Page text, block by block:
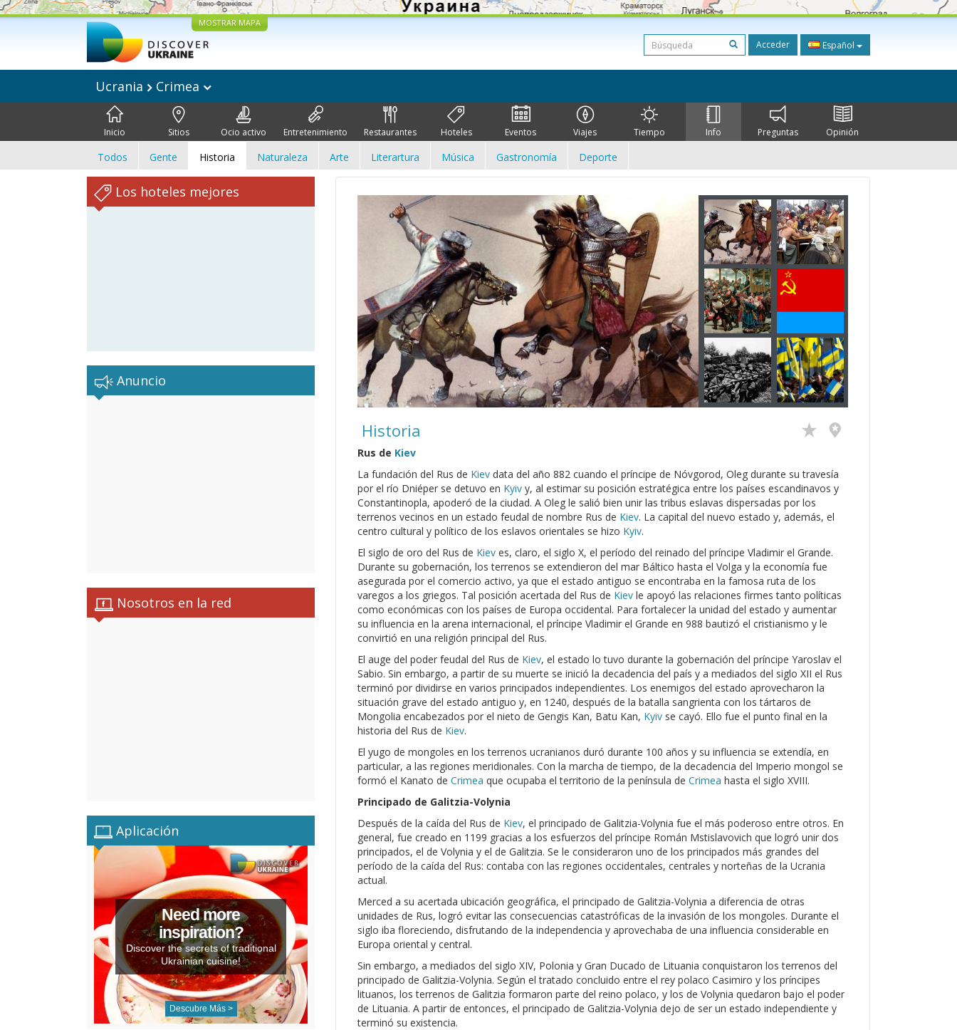
MOSTRAR MAPA
Acceder Español
Ucrania Crimea
Inicio Sitios Ocio activo Entretenimiento Restaurantes Hoteles Eventos Viajes Tiempo Info Preguntas Opinión
Todos Gente Historia Naturaleza Arte Literartura Música Gastronomía Deporte
Los hoteles mejores
Anuncio
Nosotros en la red
Aplicación
Need more
inspiration?
Discover the secrets of traditional
Ukrainian cuisine!
Descubre Más >
Historia
Rus de Kiev
La fundación del Rus de Kiev data del año 882 cuando el príncipe de Nóvgorod, Oleg durante su travesía
por el río Dniéper se detuvo en Kyiv y, al estimar su posición estratégica entre los países escandinavos y
Constantinopla, apoderó de la ciudad. A Oleg le salió bien unir las tribus eslavas dispersadas por los
terrenos vecinos en un estado feudal de nombre Rus de Kiev. La capital del nuevo estado y, además, el
centro cultural y político de los eslavos orientales se hizo Kyiv.
El siglo de oro del Rus de Kiev es, claro, el siglo X, el período del reinado del príncipe Vladimir el Grande.
Durante su gobernación, los terrenos se extendieron del mar Báltico hasta el Volga y la economía fue
asegurada por el comercio activo, ya que el estado antiguo se encontraba en la famosa ruta de los
varegos a los griegos. Tal posición acertada del Rus de Kiev le apoyó las relaciones firmes tanto políticas
como económicas con los países de Europa occidental. Para fortalecer la unidad del estado y aumentar
su influencia en la arena internacional, el príncipe Vladimir el Grande en 988 bautizó el cristianismo y le
convirtió en una religión principal del Rus.
El auge del poder feudal del Rus de Kiev, el estado lo tuvo durante la gobernación del príncipe Yaroslav el
Sabio. Sin embargo, a partir de su muerte se inició la decadencia del país y a mediados del siglo XII el Rus
terminó por dividirse en varios principados independientes. Los enemigos del estado aprovecharon la
situación grave del estado antiguo y, en 1240, después de la batalla sangrienta con los tártaros de
Mongolia encabezados por el nieto de Gengis Kan, Batu Kan, Kyiv se cayó. Ello fue el punto final en la
historia del Rus de Kiev.
El yugo de mongoles en los terrenos ucranianos duró durante 100 años y su influencia se extendía, en
particular, a las regiones meridionales. Con la marcha de tiempo, de la decadencia del Imperio mongol se
formó el Kanato de Crimea que ocupaba el territorio de la península de Crimea hasta el siglo XVIII.
Principado de Galitzia-Volynia
Después de la caída del Rus de Kiev, el principado de Galitzia-Volynia fue el más poderoso entre otros. En
general, fue creado en 1199 gracias a los esfuerzos del príncipe Román Mstislavovich que logró unir dos
principados, el de Volynia y el de Galitzia. Se le consideraron uno de los principados más grandes del
período de la caída del Rus: contaba con las regiones occidentales, centrales y norteñas de la Ucrania
actual.
Merced a su acertada ubicación geográfica, el principado de Galitzia-Volynia a diferencia de otras
unidades de Rus, logró evitar las consecuencias catastróficas de la invasión de los mongoles. Durante el
siglo iba floreciendo, disfrutando de la independencia y aprovechaba de una influencia considerable en
Europa oriental y central.
Sin embargo, a mediados del siglo XIV, Polonia y Gran Ducado de Lituania conquistaron los terrenos del
principado de Galitzia-Volynia. Según el tratado concluido entre el rey polaco Casimiro y los príncipes
lituanos, los terrenos de Galitzia formaron parte del reino polaco, y los de Volynia quedaron bajo el poder
de Lituania. A partir de entonces, el principado de Galitzia-Volynia dejo de ser un estado independiente y
terminó su existencia.